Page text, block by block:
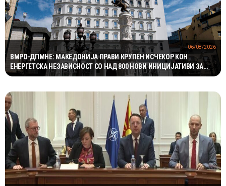
ВМРО-ДПМНЕ: МАКЕДОНИЈА ПРАВИ КРУПЕН ИСЧЕКОР КОН
ЕНЕРГЕТСКА НЕЗАВИСНОСТ СО НАД 800 НОВИ ИНИЦИЈАТИВИ ЗА
ПРОЕКТИ ВО ОБНОВЛИВИ ИЗВОРИ НА ЕНЕРГИЈА
06/08/2026